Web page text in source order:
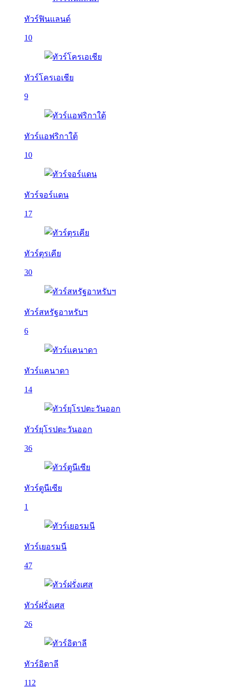
ทัวร์ฟินแลนด์
10
ทัวร์โครเอเชีย
9
ทัวร์แอฟริกาใต้
10
ทัวร์จอร์แดน
17
ทัวร์ตุรเคีย
30
ทัวร์สหรัฐอาหรับฯ
6
ทัวร์แคนาดา
14
ทัวร์ยุโรปตะวันออก
36
ทัวร์ตูนีเซีย
1
ทัวร์เยอรมนี
47
ทัวร์ฝรั่งเศส
26
ทัวร์อิตาลี
112